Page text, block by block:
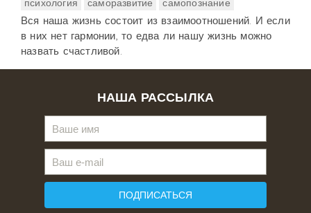
психология
саморазвитие самопознание
Вся наша жизнь состоит из взаимоотношений. И если
в них нет гармонии, то едва ли нашу жизнь можно
назвать счастливой.
НАША РАССЫЛКА
ПОДПИСАТЬСЯ